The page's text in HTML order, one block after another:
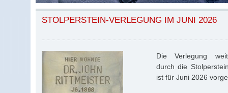
STOLPERSTEIN-VERLEGUNG IM JUNI 2026
Die Verlegung
durch die
ist für Juni 2026